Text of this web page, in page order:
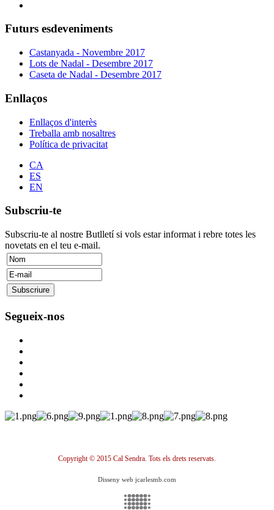
Futurs esdeveniments
Castanyada - Novembre 2017
Lots de Nadal - Desembre 2017
Caseta de Nadal - Desembre 2017
Enllaços
Enllaços d'interès
Treballa amb nosaltres
Política de privacitat
CA
ES
EN
Subscriu-te
Subscriu-te al nostre Butlletí si vols estar informat i rebre totes les
novetats en el teu e-mail.
Segueix-nos
Copyright © 2015 Cal Sendra. Tots els drets reservats.
Disseny web jcarlesmb.com